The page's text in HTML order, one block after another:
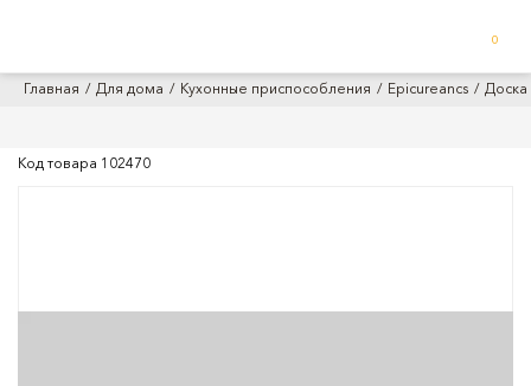
0
Главная Для дома Кухонные приспособления Epicureancs Доска
Код товара 102470